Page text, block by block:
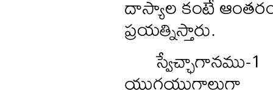
ప్రయత్నిస్తారు.